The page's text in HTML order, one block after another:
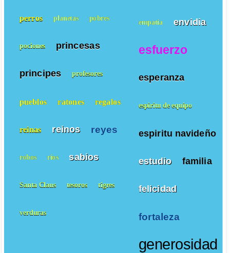
empatía envidia
esfuerzo
esperanza
espiritu de equipo
espiritu navideño
estudio familia
felicidad
fortaleza
generosidad
perros planetas pobres
pociones princesas
principes profesores
pueblos ratones regalos
reinas reinos reyes
robos ríos sabios
Santa Claus tesoros tigres
verduras